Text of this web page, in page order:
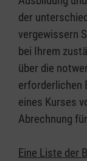
der
vergewissern
bei Ihrem
über die
erforderlichen
eines Kurses
Abrechnung
Eine Liste der